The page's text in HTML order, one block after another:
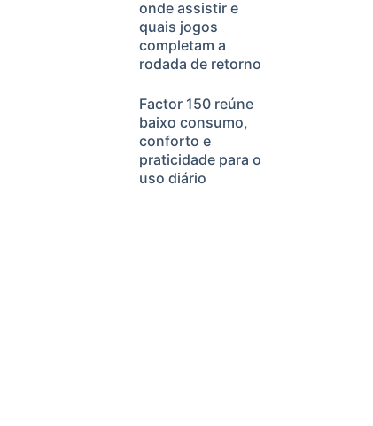
onde assistir e
quais jogos
completam a
rodada de retorno
Factor 150 reúne
baixo consumo,
conforto e
praticidade para o
uso diário